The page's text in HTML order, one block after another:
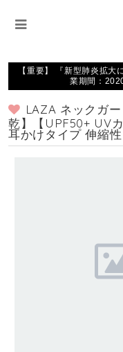
【重要】 『新型肺炎拡
業期間：
LAZA ネックガ
乾】【UPF50+ UV
耳かけタイプ 伸縮